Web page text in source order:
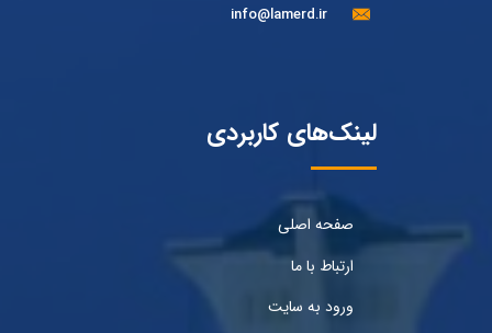
info@lamerd.ir
لینک‌های کاربردی
صفحه اصلی
ارتباط با ما
ورود به سایت